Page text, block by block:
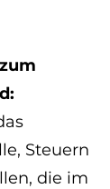
Steuern
die im